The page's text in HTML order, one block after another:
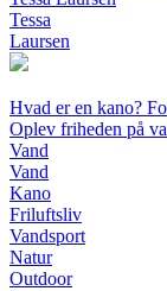
Tessa
Laursen
Hvad er en kano?
Oplev friheden på
Vand
Vand
Kano
Friluftsliv
Vandsport
Natur
Outdoor